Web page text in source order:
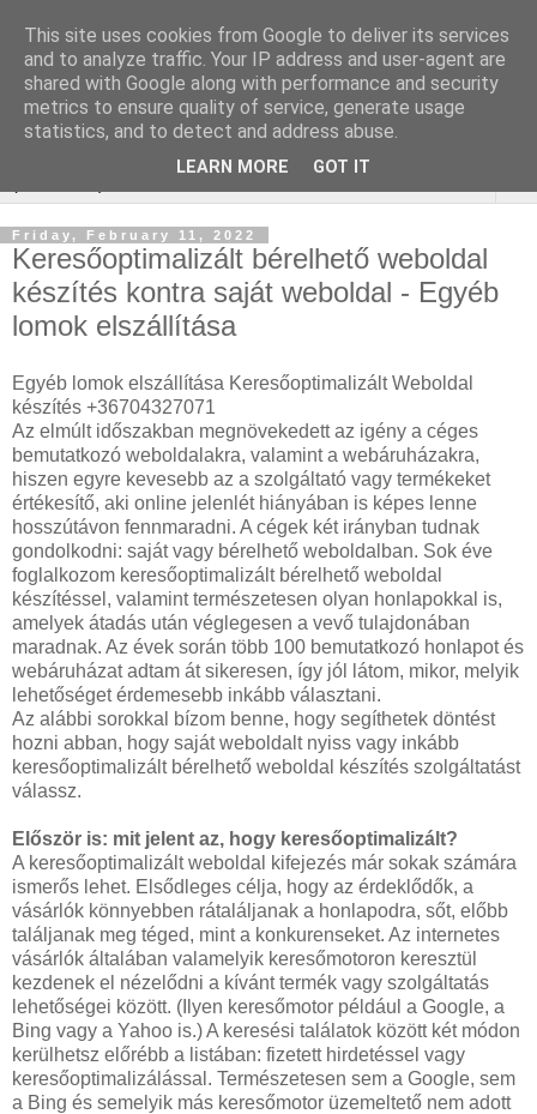
Keresőoptimalizálás :
gépjármű felmérés
Friday, February 11, 2022
Keresőoptimalizált bérelhető weboldal
készítés kontra saját weboldal - Egyéb
lomok elszállítása
Egyéb lomok elszállítása Keresőoptimalizált Weboldal
készítés +36704327071
Az elmúlt időszakban megnövekedett az igény a céges
bemutatkozó weboldalakra, valamint a webáruházakra,
hiszen egyre kevesebb az a szolgáltató vagy termékeket
értékesítő, aki online jelenlét hiányában is képes lenne
hosszútávon fennmaradni. A cégek két irányban tudnak
gondolkodni: saját vagy bérelhető weboldalban. Sok éve
foglalkozom keresőoptimalizált bérelhető weboldal
készítéssel, valamint természetesen olyan honlapokkal is,
amelyek átadás után véglegesen a vevő tulajdonában
maradnak. Az évek során több 100 bemutatkozó honlapot és
webáruházat adtam át sikeresen, így jól látom, mikor, melyik
lehetőséget érdemesebb inkább választani.
Az alábbi sorokkal bízom benne, hogy segíthetek döntést
hozni abban, hogy saját weboldalt nyiss vagy inkább
keresőoptimalizált bérelhető weboldal készítés szolgáltatást
válassz.
Először is: mit jelent az, hogy keresőoptimalizált?
A keresőoptimalizált weboldal kifejezés már sokak számára
ismerős lehet. Elsődleges célja, hogy az érdeklődők, a
vásárlók könnyebben rátaláljanak a honlapodra, sőt, előbb
találjanak meg téged, mint a konkurenseket. Az internetes
vásárlók általában valamelyik keresőmotoron keresztül
kezdenek el nézelődni a kívánt termék vagy szolgáltatás
lehetőségei között. (Ilyen keresőmotor például a Google, a
Bing vagy a Yahoo is.) A keresési találatok között két módon
kerülhetsz előrébb a listában: fizetett hirdetéssel vagy
keresőoptimalizálással. Természetesen sem a Google, sem
a Bing és semelyik más keresőmotor üzemeltető nem adott
This site uses cookies from Google to deliver its services
and to analyze traffic. Your IP address and user-agent are
shared with Google along with performance and security
metrics to ensure quality of service, generate usage
statistics, and to detect and address abuse.
LEARN MORE GOT IT